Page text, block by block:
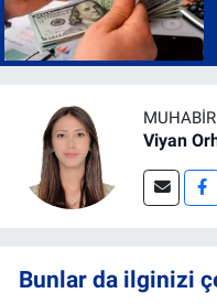
MUHABIR
Viyan
Bunlar da ilginizi